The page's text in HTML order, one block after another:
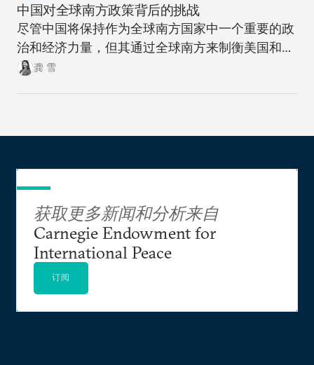
中国对全球南方政策背后的挑战
尽管中国将保持作为全球南方国家中一个重要的政
治和经济力量，但其通过全球南方来制衡美国和全
球北方的雄心计划远非十拿九稳。
龚 雪
获取更多新闻和分析来自
Carnegie Endowment for
International Peace
订阅